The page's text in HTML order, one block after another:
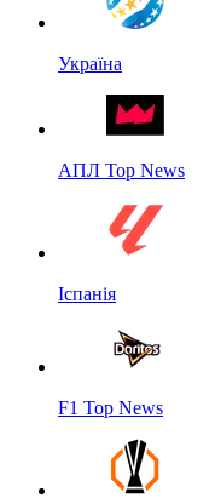
Україна
АПЛ Top News
Іспанія
F1 Top News